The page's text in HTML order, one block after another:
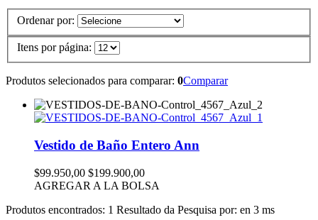
Ordenar por:
Itens por página:
Produtos selecionados para comparar: 0Comparar
Vestido de Baño Entero Ann
$99.950,00 $199.900,00
AGREGAR A LA BOLSA
Produtos encontrados: 1 Resultado da Pesquisa por: en 3 ms